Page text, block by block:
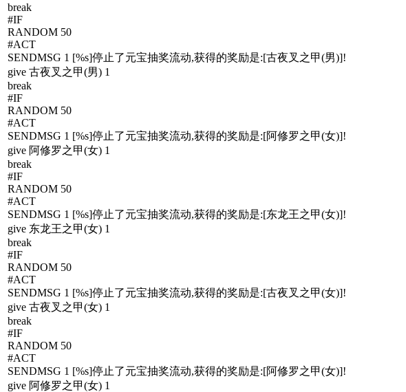
break
#IF
RANDOM 50
#ACT
SENDMSG 1 [%s]停止了元宝抽奖流动,获得的奖励是:[古夜叉之甲(男)]!
give 古夜叉之甲(男) 1
break
#IF
RANDOM 50
#ACT
SENDMSG 1 [%s]停止了元宝抽奖流动,获得的奖励是:[阿修罗之甲(女)]!
give 阿修罗之甲(女) 1
break
#IF
RANDOM 50
#ACT
SENDMSG 1 [%s]停止了元宝抽奖流动,获得的奖励是:[东龙王之甲(女)]!
give 东龙王之甲(女) 1
break
#IF
RANDOM 50
#ACT
SENDMSG 1 [%s]停止了元宝抽奖流动,获得的奖励是:[古夜叉之甲(女)]!
give 古夜叉之甲(女) 1
break
#IF
RANDOM 50
#ACT
SENDMSG 1 [%s]停止了元宝抽奖流动,获得的奖励是:[阿修罗之甲(女)]!
give 阿修罗之甲(女) 1